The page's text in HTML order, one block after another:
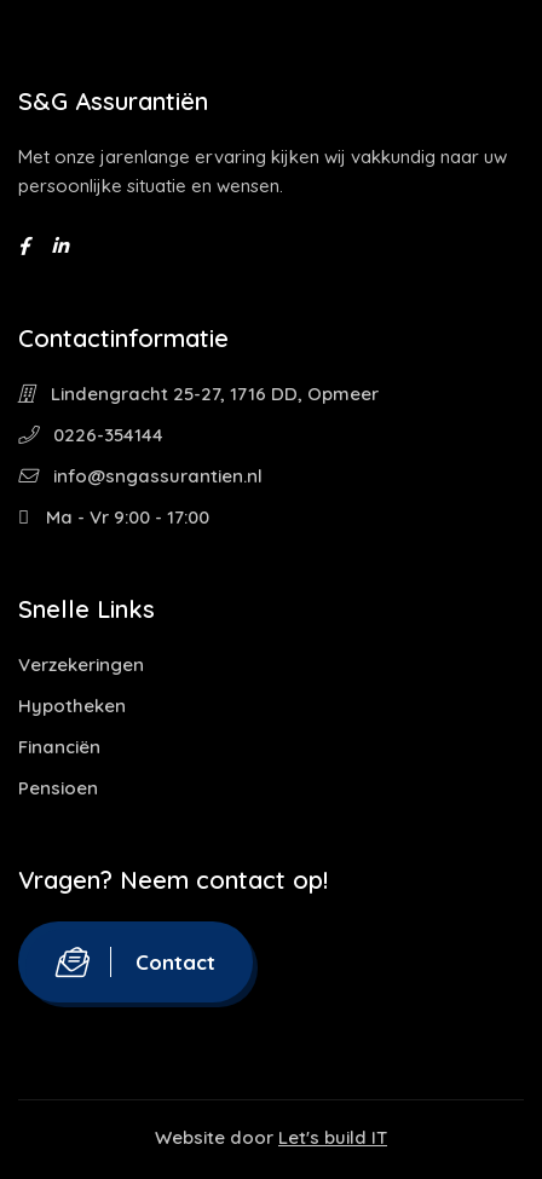
S&G Assurantiën
Met onze jarenlange ervaring kijken wij vakkundig naar uw
persoonlijke situatie en wensen.
Contactinformatie
Lindengracht 25-27, 1716 DD, Opmeer
0226-354144
info@sngassurantien.nl
Ma - Vr 9:00 - 17:00
Snelle Links
Verzekeringen
Hypotheken
Financiën
Pensioen
Vragen? Neem contact op!
Contact
Website door Let's build IT